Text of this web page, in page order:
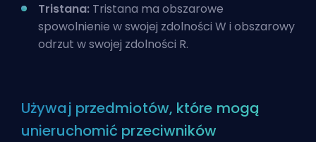
Tristana: Tristana ma obszarowe
spowolnienie w swojej zdolności W i obszarowy
odrzut w swojej zdolności R.
Używaj przedmiotów, które mogą
unieruchomić przeciwników